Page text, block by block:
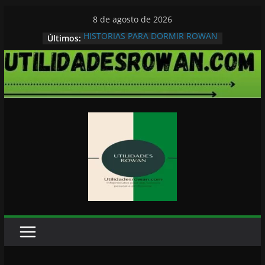
conteúdo
8 de agosto de 2026
Últimos: HISTORIAS PARA DORMIR ROWAN